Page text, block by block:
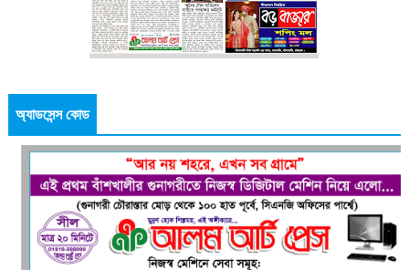
অ্যাডসেন্স কোড